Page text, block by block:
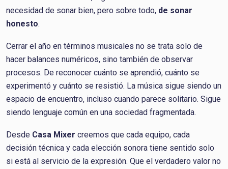
necesidad de sonar bien, pero sobre todo, de sonar
honesto.
Cerrar el año en términos musicales no se trata solo de
hacer balances numéricos, sino también de observar
procesos. De reconocer cuánto se aprendió, cuánto se
experimentó y cuánto se resistió. La música sigue siendo un
espacio de encuentro, incluso cuando parece solitario. Sigue
siendo lenguaje común en una sociedad fragmentada.
Desde Casa Mixer creemos que cada equipo, cada
decisión técnica y cada elección sonora tiene sentido solo
si está al servicio de la expresión. Que el verdadero valor no